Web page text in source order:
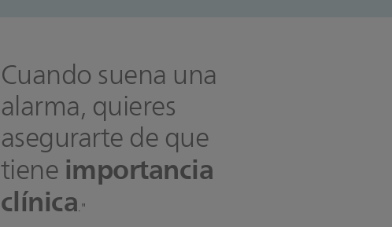
Cuando suena una
alarma, quieres
asegurarte de que
tieneimportancia
clínica."